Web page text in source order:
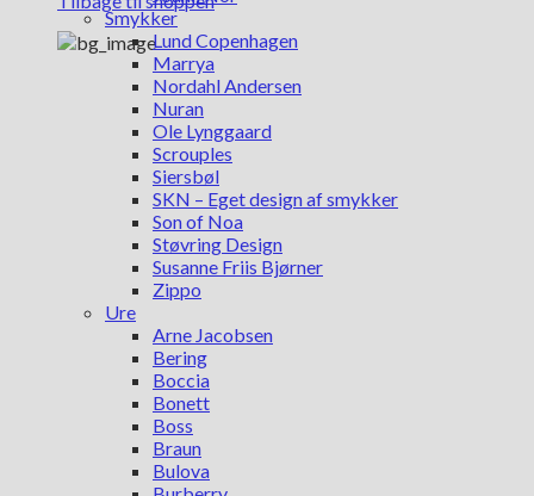
Smykker
Lund Copenhagen
Marrya
Nordahl Andersen
Nuran
Ole Lynggaard
Scrouples
Siersbøl
SKN – Eget design af smykker
Son of Noa
Støvring Design
Susanne Friis Bjørner
Zippo
Ure
Arne Jacobsen
Bering
Boccia
Bonett
Boss
Braun
Bulova